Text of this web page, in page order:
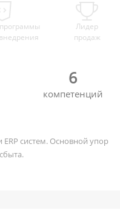
Лидер
продаж
6
компетенций
систем. Основной упор